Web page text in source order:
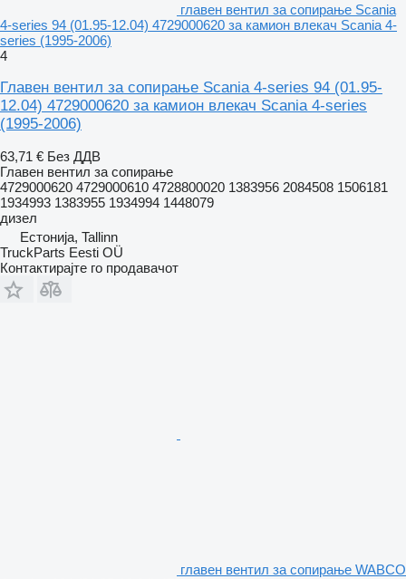
главен вентил за сопирање Scania
4-series 94 (01.95-12.04) 4729000620 за камион влекач Scania 4-
series (1995-2006)
4
Главен вентил за сопирање Scania 4-series 94 (01.95-
12.04) 4729000620 за камион влекач Scania 4-series
(1995-2006)
63,71 € Без ДДВ
Главен вентил за сопирање
4729000620 4729000610 4728800020 1383956 2084508 1506181
1934993 1383955 1934994 1448079
дизел
Естонија, Tallinn
TruckParts Eesti OÜ
Контактирајте го продавачот
главен вентил за сопирање WABCO